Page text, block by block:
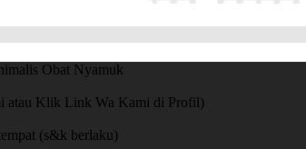
Obat Nyamuk
atau Klik Link Wa Kami di Profil)
(s&k berlaku)